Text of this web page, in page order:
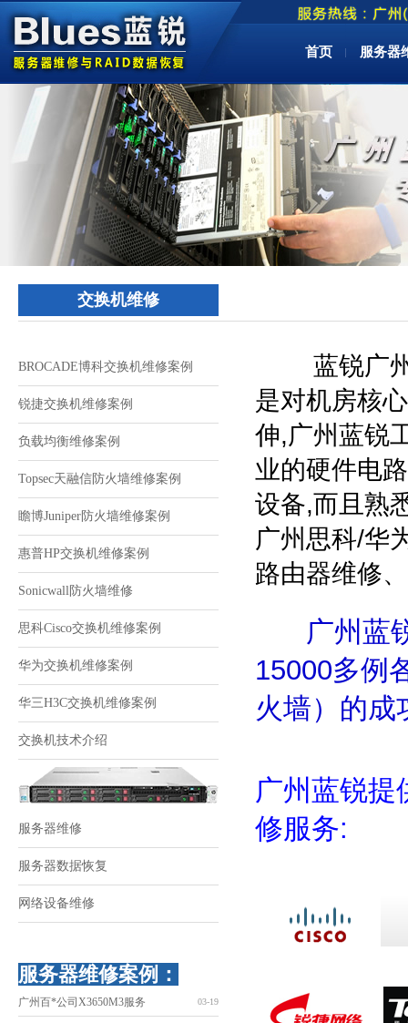
首页 服务器
交换机维修
BROCADE博科交换机维修案例
锐捷交换机维修案例
负载均衡维修案例
Topsec天融信防火墙维修案例
瞻博Juniper防火墙维修案例
惠普HP交换机维修案例
Sonicwall防火墙维修
思科Cisco交换机维修案例
华为交换机维修案例
华三H3C交换机维修案例
交换机技术介绍
服务器维修
服务器数据恢复
网络设备维修
服务器维修案例：
广州百*公司X3650M3服务 03-19
蓝锐广州
是对机房核
伸,广州蓝锐
业的硬件电
设备,而且熟
广州思科/华
路由器维修
广州蓝
15000多例
火墙）的成
广州蓝锐提
修服务: